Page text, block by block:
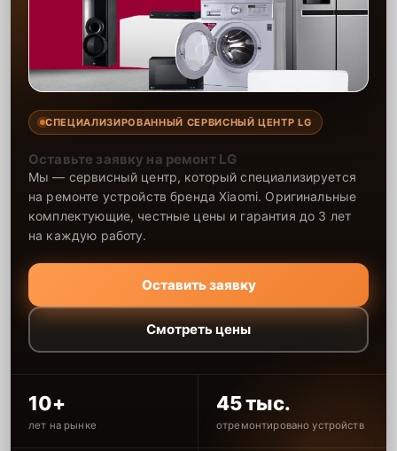
СПЕЦИАЛИЗИРОВАННЫЙ СЕРВИСНЫЙ ЦЕНТР LG
Оставьте заявку на ремонт LG
Мы — сервисный центр, который специализируется
на ремонте устройств бренда Xiaomi. Оригинальные
комплектующие, честные цены и гарантия до 3 лет
на каждую работу.
Оставить заявку
Смотреть цены
10+
лет на рынке
45 тыс.
отремонтировано устройств